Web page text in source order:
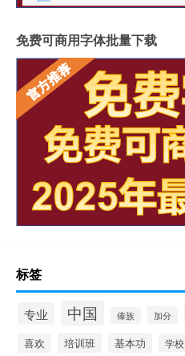
免费可商用字体批量下载
标签
专业 中国 傣族 加分
喜欢 培训班 基本功 学校